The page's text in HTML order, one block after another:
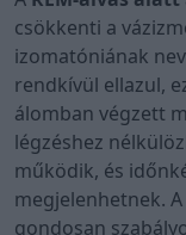
csökkenti a
izomatóniának
rendkívül ellazul,
álomban végzett
légzéshez
működik, és
megjelenhetnek.
gondosan